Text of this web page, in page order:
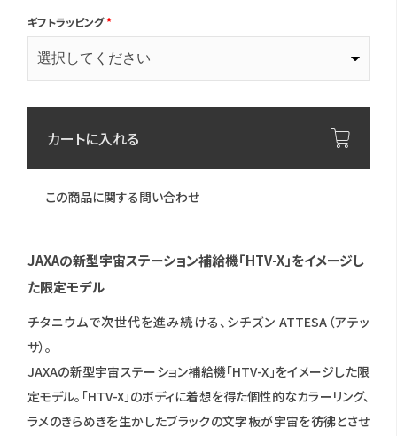
ギフトラッピング*
カートに入れる
この商品に関する問い合わせ
JAXAの新型宇宙ステーション補給機「HTV-X」をイメージし
た限定モデル
チタニウムで次世代を進み続ける、シチズン ATTESA（アテッ
サ）。
JAXAの新型宇宙ステーション補給機「HTV-X」をイメージした限
定モデル。「HTV-X」のボディに着想を得た個性的なカラーリング、
ラメのきらめきを生かしたブラックの文字板が宇宙を彷彿とさせ